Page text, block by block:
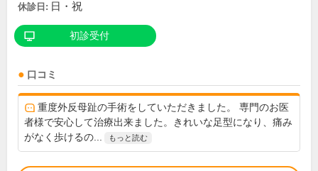
休診日: 日・祝
初診受付
口コミ
重度外反母趾の手術をしていただきました。 専門のお医
者様で安心して治療出来ました。きれいな足型になり、痛み
がなく歩けるの...
もっと読む